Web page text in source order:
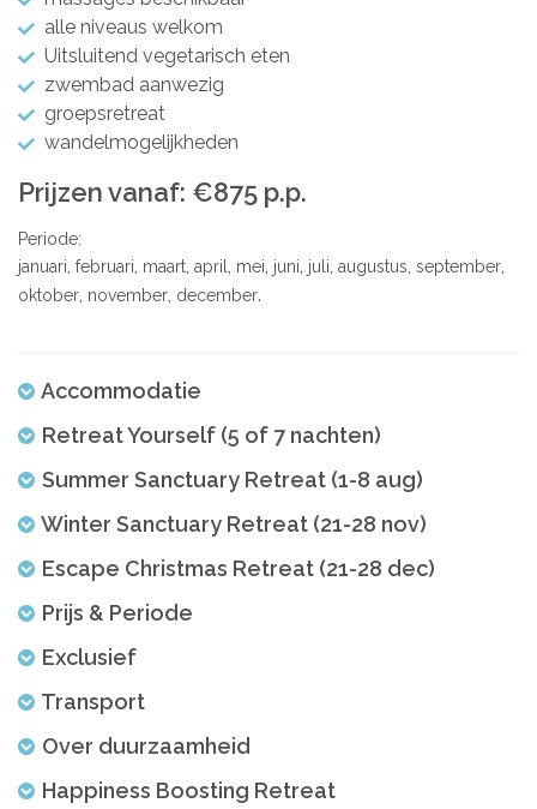
alle niveaus welkom
Uitsluitend vegetarisch eten
zwembad aanwezig
groepsretreat
wandelmogelijkheden
Prijzen vanaf: €875 p.p.
Periode:
januari februari maart april mei juni juli augustus september
oktober november december
Accommodatie
Retreat Yourself (5 of 7 nachten)
Summer Sanctuary Retreat (1-8 aug)
Winter Sanctuary Retreat (21-28 nov)
Escape Christmas Retreat (21-28 dec)
Prijs & Periode
Exclusief
Transport
Over duurzaamheid
Happiness Boosting Retreat